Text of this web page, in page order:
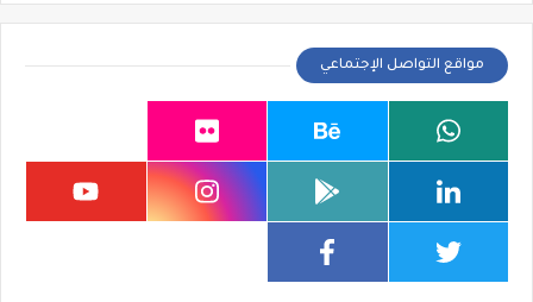
مواقع التواصل الإجتماعي